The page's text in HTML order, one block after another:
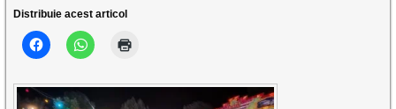
Distribuie acest articol